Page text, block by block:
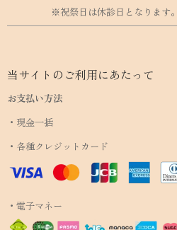
※祝祭日は休診日となります。
当サイトのご利用にあたって
お支払い方法
・現金一括
・各種クレジットカード
・電子マネー